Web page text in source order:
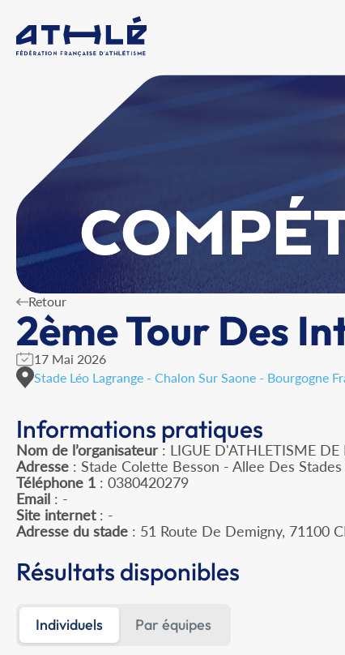
Retour
2ème Tour Des
17 Mai 2026
Stade Léo Lagrange - Chalon Sur Saone - Bourgogne
Informations pratiques
Nom de l’organisateur : LIGUE D'ATHLETISME
Adresse : Stade Colette Besson - Allee Des
Téléphone 1 : 0380420279
Email : -
Site internet: -
Adresse du stade : 51 Route De Demigny, 71100
Résultats disponibles
Individuels Par équipes